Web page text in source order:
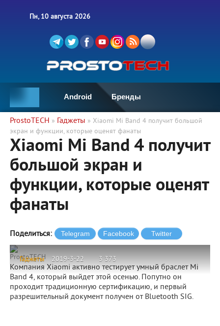
Пн, 10 августа 2026
Android Бренды
ProstoTECH » Гаджеты » Xiaomi Mi Band 4 получит большой
экран и функции, которые оценят фанаты
Xiaomi Mi Band 4 получит
большой экран и
функции, которые оценят
фанаты
Поделиться:
Гаджеты 2019-3-22 3 373
ProstoTECH
Компания Xiaomi активно тестирует умный браслет Mi
Band 4, который выйдет этой осенью. Попутно он
проходит традиционную сертификацию, и первый
разрешительный документ получен от Bluetooth SIG.